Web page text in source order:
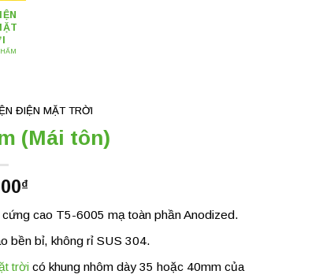
ĐIỆN MẶT TRỜI
(Mái tôn)
₫
cao T5-6005 mạ toàn phần Anodized.
bền bỉ, không rỉ SUS 304.
trời có khung nhôm dày 35 hoặc 40mm của